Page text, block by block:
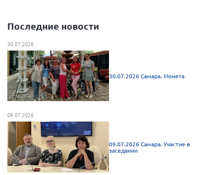
Республика Карелия
Республика Калмыкия
Республика Хакасия
Ростовская область
г. Санкт-Петербург
г. Севастополь
Самарская область СОРС
Самарская область ПРИЗМА
Самарская область СГОРС
Свердловская область
Последние новости
30.07.2026
30.07.2026 Самара. Монета
09.07.2026
09.07.2026 Самара. Участие в
заседании